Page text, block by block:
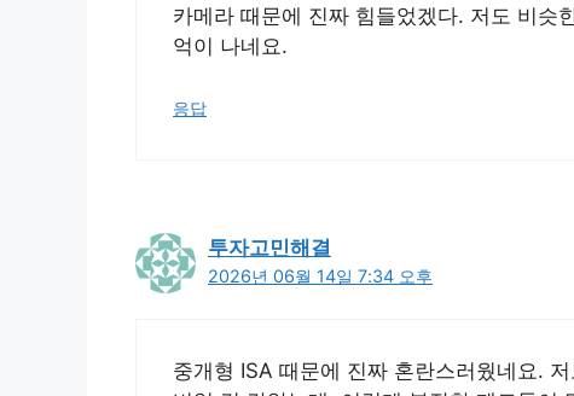
카메라 때문에 진짜 힘들었겠다. 저도 비슷
억이 나네요.
응답
투자고민해결
2026년 06월 14일 7:34 오후
중개형 ISA 때문에 진짜 혼란스러웠네요.